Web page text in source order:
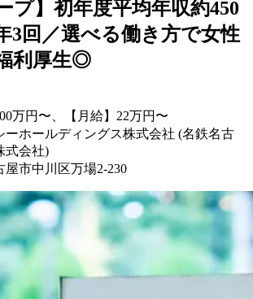
プ】初年度平均年収約450
3回／選べる働き方で女性
利厚生◎
万円〜、【月給】22万円〜
ーホールディングス株式会社 (名鉄名古
式会社)
屋市中川区万場2-230